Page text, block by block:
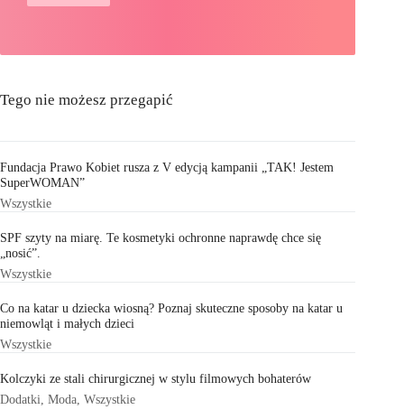
Tego nie możesz przegapić
Fundacja Prawo Kobiet rusza z V edycją kampanii „TAK! Jestem
SuperWOMAN”
Wszystkie
SPF szyty na miarę. Te kosmetyki ochronne naprawdę chce się
„nosić”.
Wszystkie
Co na katar u dziecka wiosną? Poznaj skuteczne sposoby na katar u
niemowląt i małych dzieci
Wszystkie
Kolczyki ze stali chirurgicznej w stylu filmowych bohaterów
Dodatki Moda Wszystkie